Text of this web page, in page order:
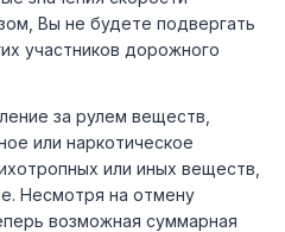
Вы не будете подвергать
участников дорожного
за рулем веществ,
или наркотическое
или иных веществ,
Несмотря на отмену
возможная суммарная